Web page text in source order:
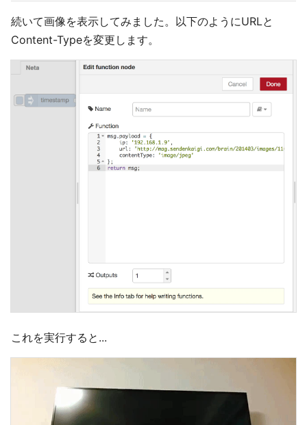
続いて画像を表示してみました。以下のようにURLと
Content-Typeを変更します。
これを実行すると...